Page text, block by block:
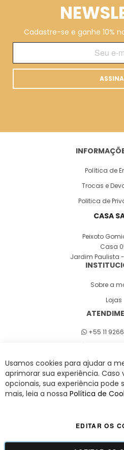
Cadastre-se e ganhe 10%
Política de
Trocas e
Politica de
CASA
Peixoto
Casa
Jardim Paulista
Sobre a
Lojas
+55 11
A Savy é uma lifestyle brand. Uma
o agora com
Usamos cookies para ajudar a
aprimorar sua experiência.
opcionais, sua experiência pode
mais, leia a nossa Política de
EDITAR OS